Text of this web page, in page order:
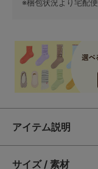
※梱包状況より宅配
アイテム説明
サイズ / 素材